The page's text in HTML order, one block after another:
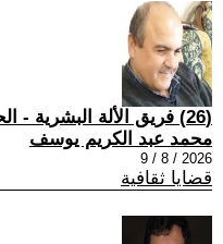
(26) فريق الألة البشرية - الحلقة السادسة
محمد عبد الكريم يوسف
2026 / 8 / 9
قضايا ثقافية